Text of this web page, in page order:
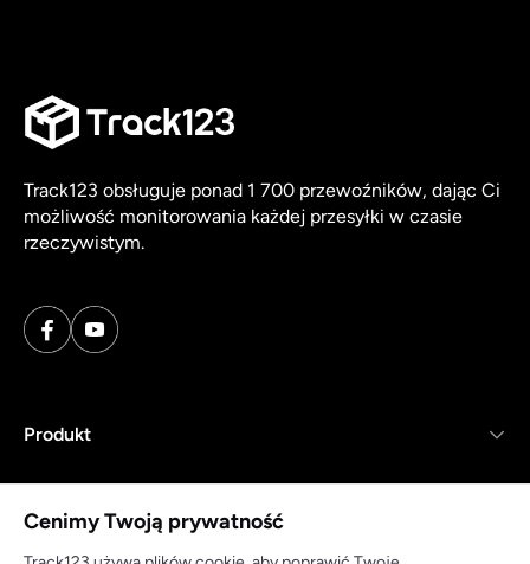
Track123 obsługuje ponad 1 700 przewoźników, dając Ci
możliwość monitorowania każdej przesyłki w czasie
rzeczywistym.
Produkt
Zasoby
Cenimy Twoją prywatność